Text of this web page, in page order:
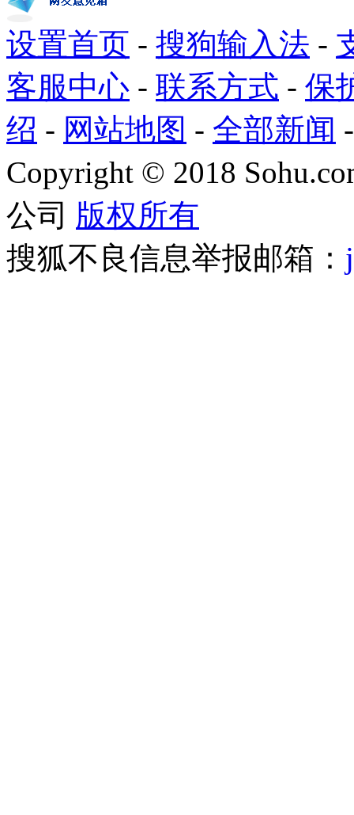
设置首页 - 搜狗输入法 -
客服中心 - 联系方式 - 保
绍 - 网站地图 - 全部新闻
Copyright © 2018
公司 版权所有
搜狐不良信息举报邮箱：